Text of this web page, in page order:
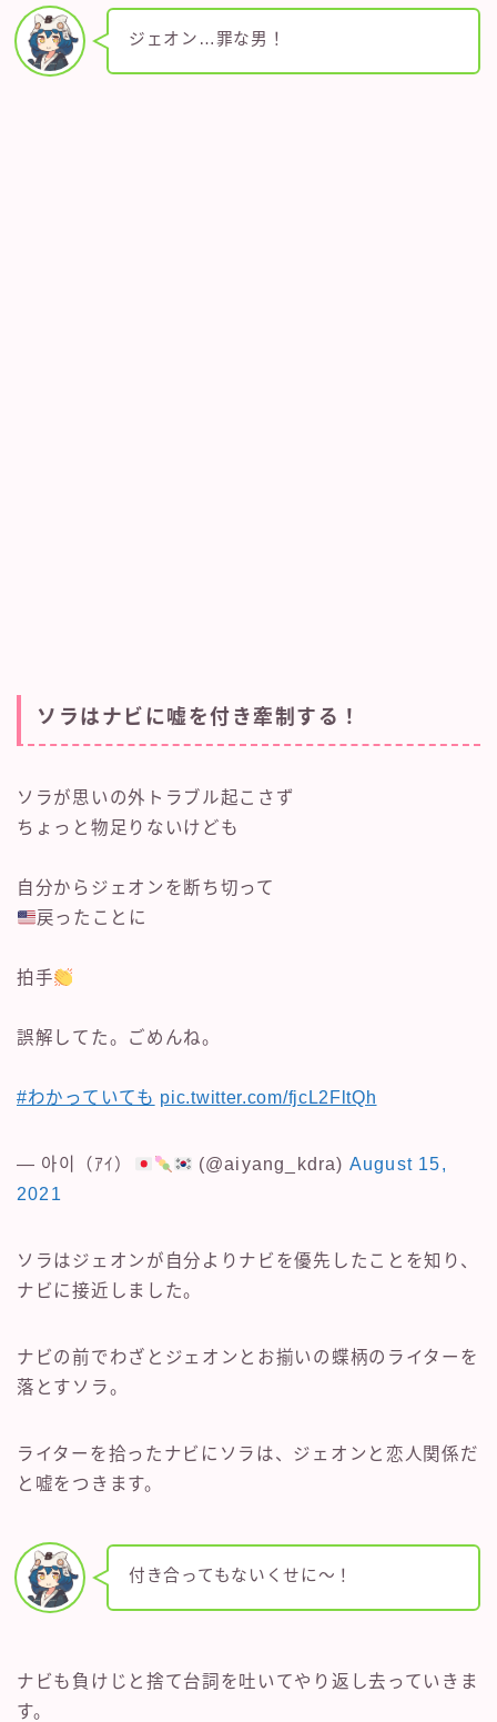
ジェオン…罪な男！
ソラはナビに嘘を付き牽制する！
ソラが思いの外トラブル起こさず
ちょっと物足りないけども
自分からジェオンを断ち切って
戻ったことに
拍手
誤解してた。ごめんね。
#わかっていても pic.twitter.com/fjcL2FltQh
— 아이（ｱｲ） (@aiyang_kdra) August 15,
2021
ソラはジェオンが自分よりナビを優先したことを知り、
ナビに接近しました。
ナビの前でわざとジェオンとお揃いの蝶柄のライターを
落とすソラ。
ライターを拾ったナビにソラは、ジェオンと恋人関係だ
と嘘をつきます。
付き合ってもないくせに～！
ナビも負けじと捨て台詞を吐いてやり返し去っていきま
す。